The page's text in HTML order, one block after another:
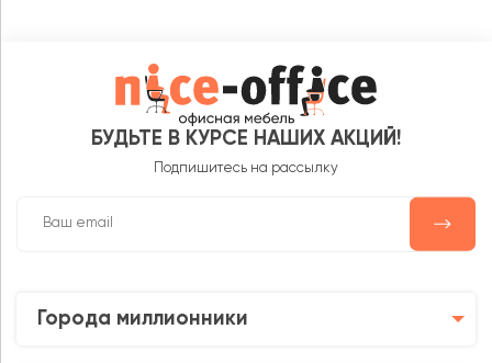
БУДЬТЕ В КУРСЕ НАШИХ АКЦИЙ!
Подпишитесь на рассылку
Города миллионники